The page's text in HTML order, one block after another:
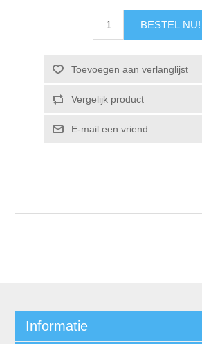
BESTEL NU!
Toevoegen aan verlanglijst
Vergelijk product
E-mail een vriend
Informatie